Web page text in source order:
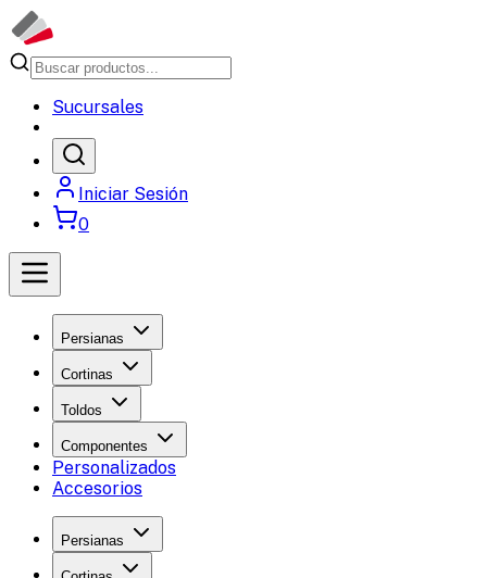
Sucursales
Iniciar Sesión
0
Persianas
Cortinas
Toldos
Componentes
Personalizados
Accesorios
Persianas